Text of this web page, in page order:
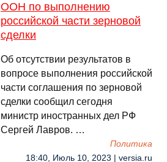
ООН по выполнению
российской части зерновой
сделки
Об отсутствии результатов в
вопросе выполнения российской
части соглашения по зерновой
сделки сообщил сегодня
министр иностранных дел РФ
Сергей Лавров. …
Политика
18:40, Июль 10, 2023 | versia.ru